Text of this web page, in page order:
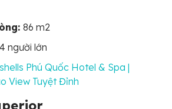
86 m2
người lớn
Phú Quốc Hotel & Spa |
View Tuyệt Đỉnh